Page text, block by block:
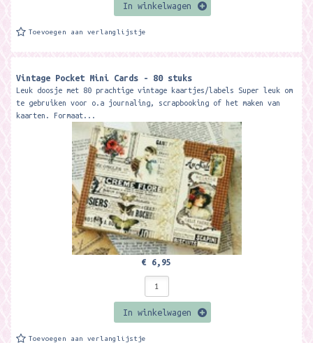
In winkelwagen
Toevoegen aan verlanglijstje
Vintage Pocket Mini Cards - 80 stuks
Leuk doosje met 80 prachtige vintage kaartjes/labels Super leuk om
te gebruiken voor o.a journaling, scrapbooking of het maken van
kaarten. Formaat...
€ 6,95
In winkelwagen
Toevoegen aan verlanglijstje